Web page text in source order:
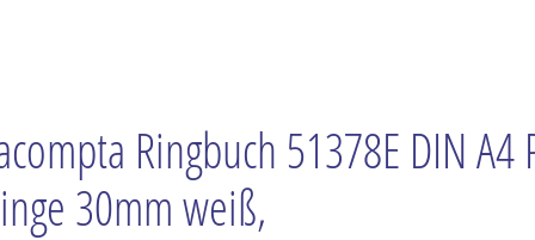
Ringbuch 51378E DIN A4
30mm weiß,